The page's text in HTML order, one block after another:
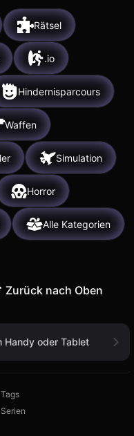
Rätsel
.io
Hindernisparcours
Waffen
Simulation
Horror
Alle Kategorien
Zurück nach Oben
Handy oder Tablet